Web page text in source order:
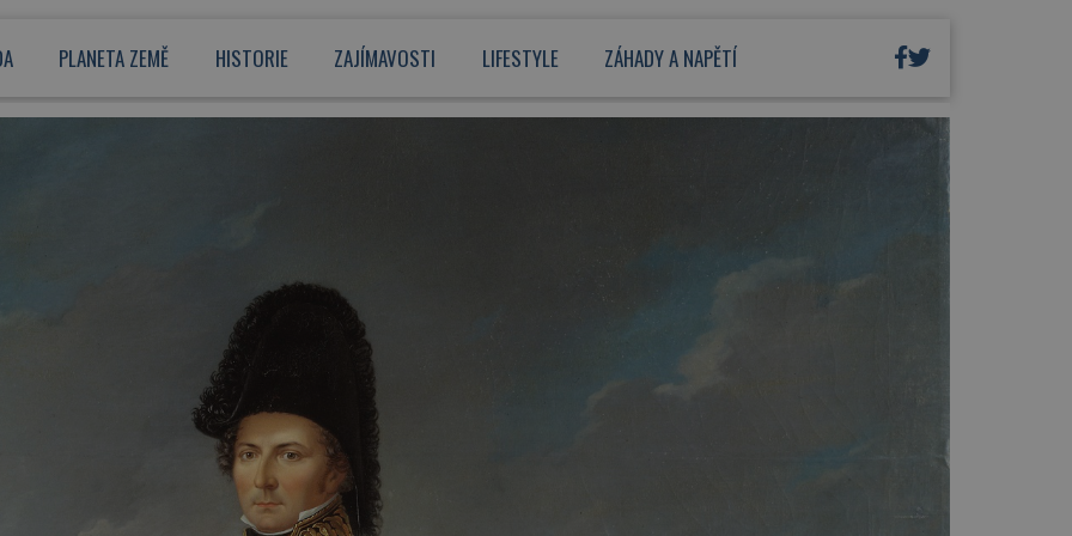
PLANETA ZEMĚ HISTORIE ZAJÍMAVOSTI LIFESTYLE ZÁHADY A NAPĚTÍ